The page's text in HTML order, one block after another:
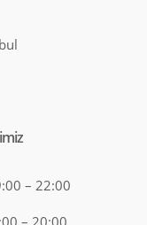
– 22:00